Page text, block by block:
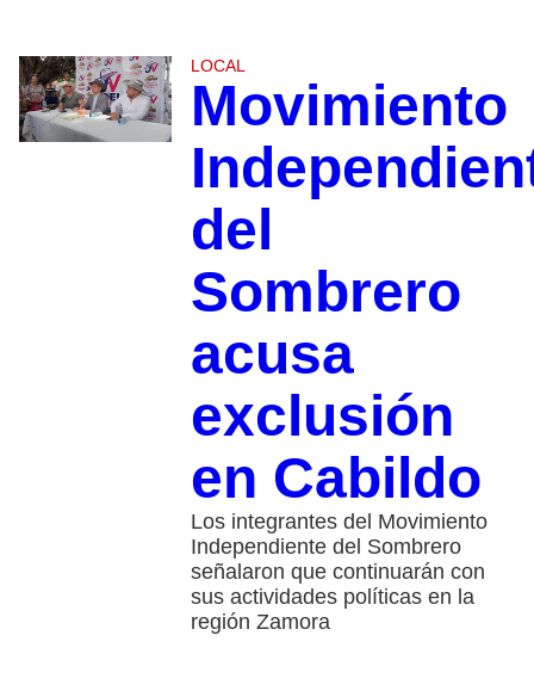
LOCAL
Movimiento
del
Sombrero
acusa
exclusión
en Cabildo
Los integrantes del Movimiento
Independiente del Sombrero
señalaron que continuarán con
sus actividades políticas en la
región Zamora